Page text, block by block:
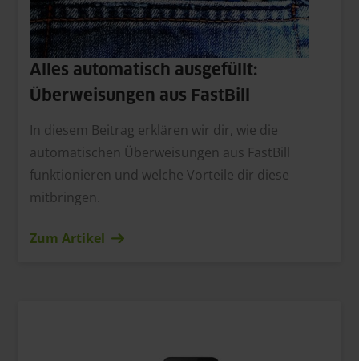
Alles automatisch ausgefüllt:
Überweisungen aus FastBill
In diesem Beitrag erklären wir dir, wie die
automatischen Überweisungen aus FastBill
funktionieren und welche Vorteile dir diese
mitbringen.
Zum Artikel